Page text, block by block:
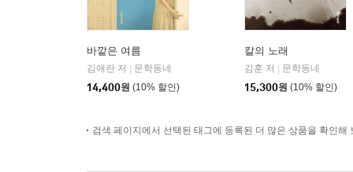
바깥은 여름
김애란 저
문학동네
14,400원 (10% 할인)
칼의 노래
김훈 저
문학동네
15,300원 (10% 할인)
검색 페이지에서 선택된 태그에 등록된 더 많은 상품을 확인해